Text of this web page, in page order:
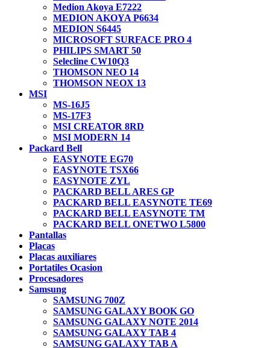
Medion Akoya E7222
MEDION AKOYA P6634
MEDION S6445
MICROSOFT SURFACE PRO 4
PHILIPS SMART 50
Selecline CW10Q3
THOMSON NEO 14
THOMSON NEOX 13
MSI
MS-16J5
MS-17F3
MSI CREATOR 8RD
MSI MODERN 14
Packard Bell
EASYNOTE EG70
EASYNOTE TSX66
EASYNOTE ZYL
PACKARD BELL ARES GP
PACKARD BELL EASYNOTE TE69
PACKARD BELL EASYNOTE TM
PACKARD BELL ONETWO L5800
Pantallas
Placas
Placas auxiliares
Portatiles Ocasion
Procesadores
Samsung
SAMSUNG 700Z
SAMSUNG GALAXY BOOK GO
SAMSUNG GALAXY NOTE 2014
SAMSUNG GALAXY TAB 4
SAMSUNG GALAXY TAB A